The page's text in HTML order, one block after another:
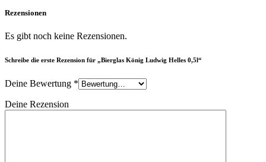
Rezensionen
Es gibt noch keine Rezensionen.
Schreibe die erste Rezension für „Bierglas König Ludwig Helles 0,5l“
Deine Bewertung *
Deine Rezension